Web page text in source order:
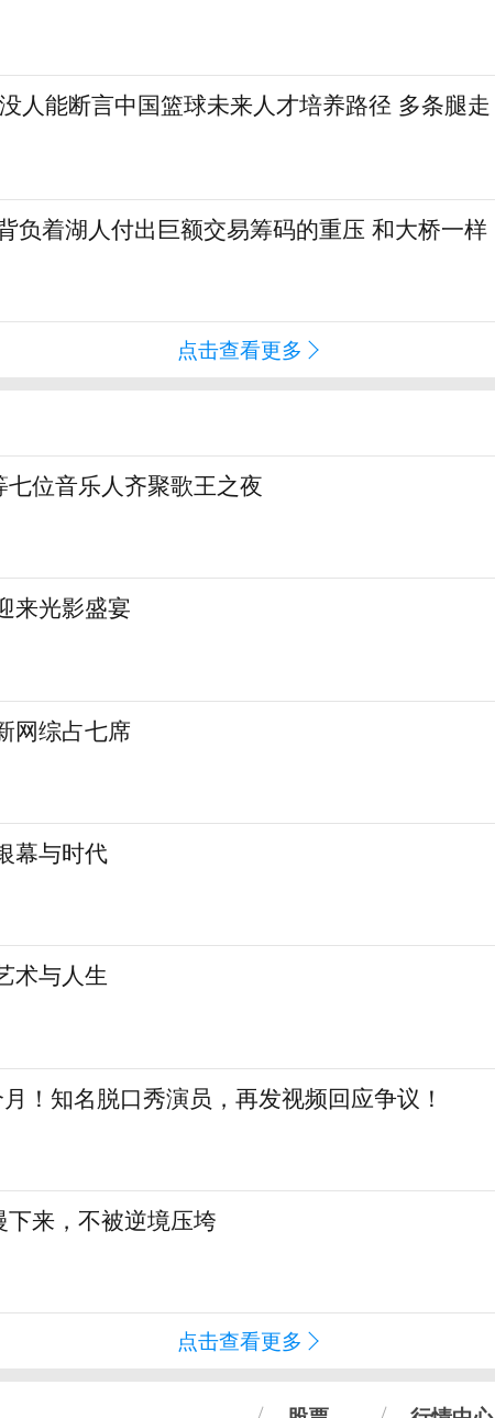
人能断言中国篮球未来人才培养路径 多条腿走
负着湖人付出巨额交易筹码的重压 和大桥一样
点击查看更多
位音乐人齐聚歌王之夜
来光影盛宴
网综占七席
幕与时代
术与人生
！知名脱口秀演员，再发视频回应争议！
来，不被逆境压垮
点击查看更多